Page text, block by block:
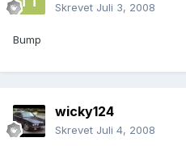
Skrevet Juli 3, 2008
Bump
wicky124
Skrevet Juli 4, 2008